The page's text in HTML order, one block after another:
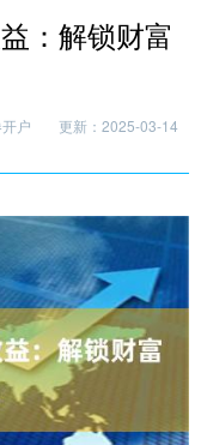
：解锁财富
户
更新：2025-03-14